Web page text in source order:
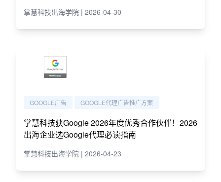
掌慧科技出海学院 | 2026-04-30
GOOGLE广告 GOOGLE代理广告推广方案
掌慧科技获Google 2026年度优秀合作伙伴！2026
出海企业选Google代理必读指南
掌慧科技出海学院 | 2026-04-23